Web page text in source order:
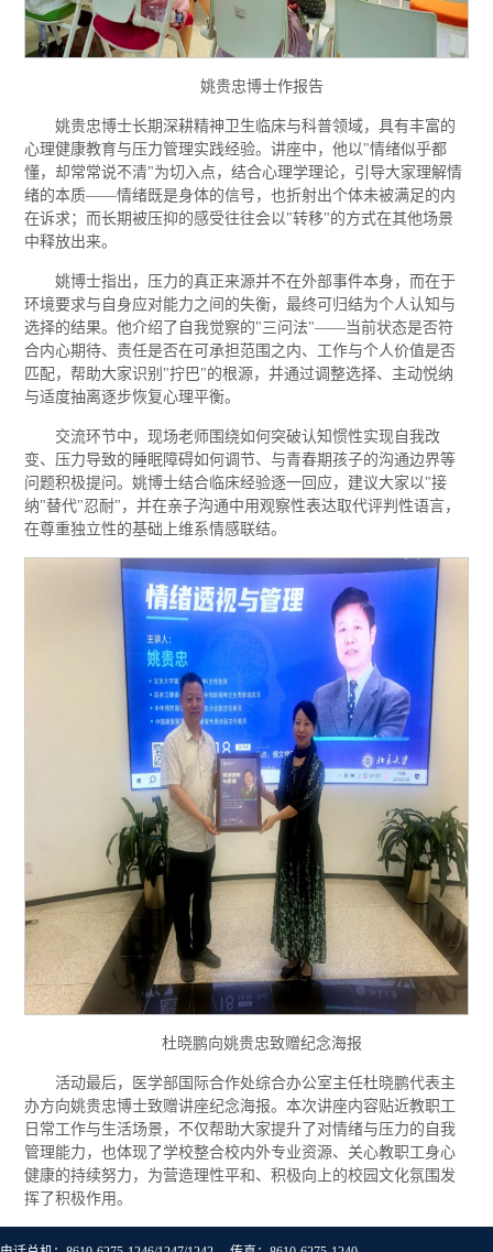
姚贵忠博士作报告
姚贵忠博士长期深耕精神卫生临床与科普领域，具有丰富的
心理健康教育与压力管理实践经验。讲座中，他以"情绪似乎都
懂，却常常说不清"为切入点，结合心理学理论，引导大家理解情
绪的本质——情绪既是身体的信号，也折射出个体未被满足的内
在诉求；而长期被压抑的感受往往会以"转移"的方式在其他场景
中释放出来。
姚博士指出，压力的真正来源并不在外部事件本身，而在于
环境要求与自身应对能力之间的失衡，最终可归结为个人认知与
选择的结果。他介绍了自我觉察的"三问法"——当前状态是否符
合内心期待、责任是否在可承担范围之内、工作与个人价值是否
匹配，帮助大家识别"拧巴"的根源，并通过调整选择、主动悦纳
与适度抽离逐步恢复心理平衡。
交流环节中，现场老师围绕如何突破认知惯性实现自我改
变、压力导致的睡眠障碍如何调节、与青春期孩子的沟通边界等
问题积极提问。姚博士结合临床经验逐一回应，建议大家以"接
纳"替代"忍耐"，并在亲子沟通中用观察性表达取代评判性语言，
在尊重独立性的基础上维系情感联结。
杜晓鹏向姚贵忠致赠纪念海报
活动最后，医学部国际合作处综合办公室主任杜晓鹏代表主
办方向姚贵忠博士致赠讲座纪念海报。本次讲座内容贴近教职工
日常工作与生活场景，不仅帮助大家提升了对情绪与压力的自我
管理能力，也体现了学校整合校内外专业资源、关心教职工身心
健康的持续努力，为营造理性平和、积极向上的校园文化氛围发
挥了积极作用。